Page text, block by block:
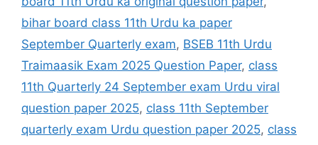
bihar board class 11th Urdu ka paper
September Quarterly exam, BSEB 11th Urdu
Traimaasik Exam 2025 Question Paper, class
11th Quarterly 24 September exam Urdu viral
question paper 2025, class 11th September
quarterly exam Urdu question paper 2025, class